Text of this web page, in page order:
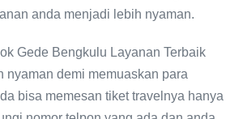
anda menjadi lebih nyaman.
Gede Bengkulu Layanan Terbaik
nyaman demi memuaskan para
bisa memesan tiket travelnya hanya